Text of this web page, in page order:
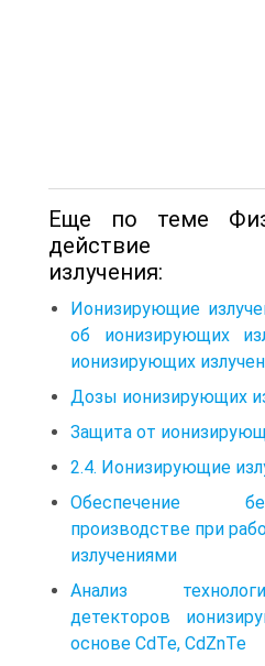
Еще по теме
действие
излучения:
Ионизирующие
об ионизирующих
ионизирующих
Дозы ионизирующих
Защита от
2.4. Ионизирующие
Обеспечение
производстве при
излучениями
Анализ
детекторов
основе CdTe, CdZnTe